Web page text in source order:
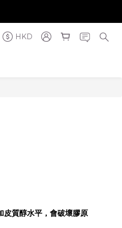
HKD
皮質醇水平，會破壞膠原